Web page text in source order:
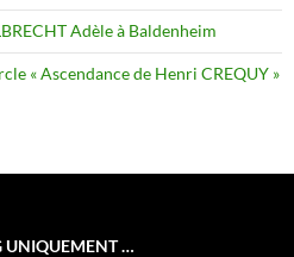
Adèle à Baldenheim
« Ascendance de Henri CREQUY »
UNIQUEMENT …